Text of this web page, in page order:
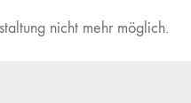
nicht mehr möglich.